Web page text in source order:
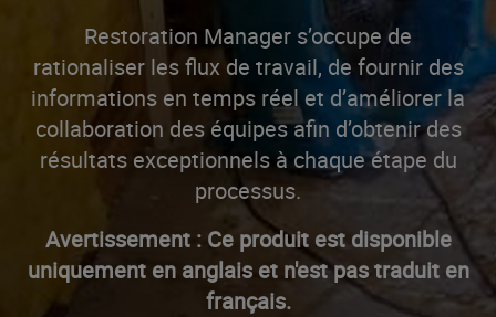
Restoration Manager s’occupe de
rationaliser les flux de travail, de fournir des
informations en temps réel et d’améliorer la
collaboration des équipes afin d’obtenir des
résultats exceptionnels à chaque étape du
processus.
Avertissement : Ce produit est disponible
uniquement en anglais et n'est pas traduit en
français.